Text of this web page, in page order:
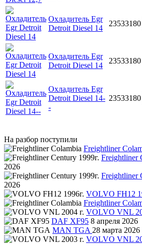
Охладитель Egr
Detroit Diesel 14
23533180
Охладитель Egr
Detroit Diesel 14
23533180
Охладитель Egr
Detroit Diesel 14-
-
23533180
На разбор поступили
Freightliner
Freightliner
2026
Freightliner
2026
VOLVO FH12
Freightliner
VOLVO VNL
DAF XF95 8 апреля 2026
MAN TGA 28 марта 2026
VOLVO VNL